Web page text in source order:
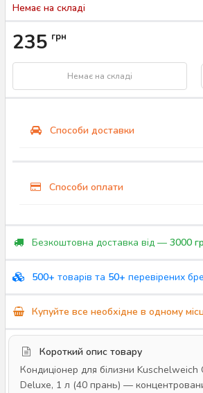
Немає на складі
235 грн
Немає на складі
Способи доставки
Способи оплати
Безкоштовна доставка від — 3000
500+ товарів та 50+ перевірених
Купуйте все необхідне в одному
Короткий опис товару
Кондиціонер для білизни
Deluxe, 1 л (40 прань) —